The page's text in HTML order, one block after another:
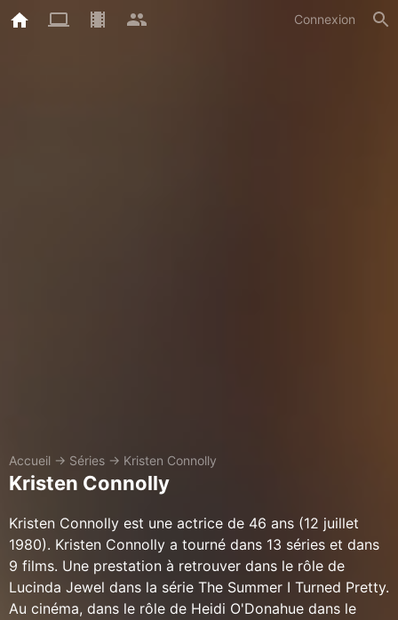
Connexion
Accueil → Séries → Kristen Connolly
Kristen Connolly
Kristen Connolly est une actrice de 46 ans (12 juillet
1980). Kristen Connolly a tourné dans 13 séries et dans
9 films. Une prestation à retrouver dans le rôle de
Lucinda Jewel dans la série The Summer I Turned Pretty.
Au cinéma, dans le rôle de Heidi O'Donahue dans le